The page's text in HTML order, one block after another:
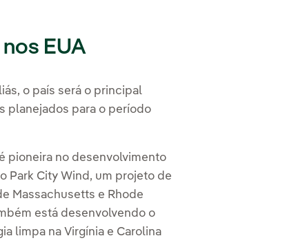
EUA
o país será o principal
planejados para o período
pioneira no desenvolvimento
Park City Wind , um projeto de
Massachusetts e Rhode
está desenvolvendo o
limpa na Virgínia e Carolina